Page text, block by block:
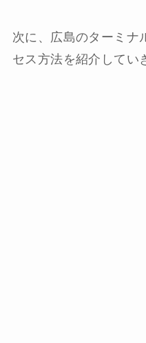
次に、広島のターミナ
セス方法を紹介してい